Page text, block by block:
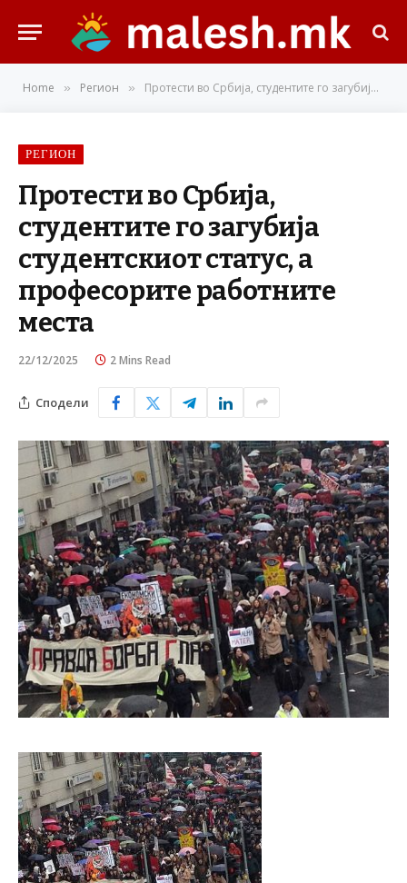
Home » Регион » Протести во Србија, студентите го загубија студентскиот статус, а професорите работните места
РЕГИОН
Протести во Србија,
студентите го загубија
студентскиот статус, а
професорите работните
места
22/12/2025 2 Mins Read
Сподели